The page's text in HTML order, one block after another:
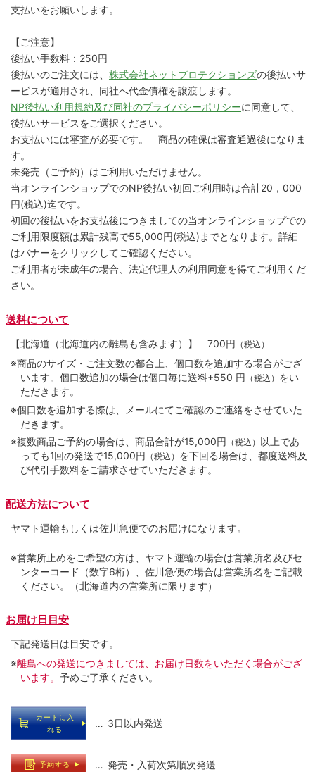
支払いをお願いします。
【ご注意】
後払い手数料：250円
後払いのご注文には、 株式会社ネットプロテクションズの後払いサ
ービスが適用され、同社へ代金債権を譲渡します。
NP後払い利用規約及び同社のプライバシーポリシーに同意して、
後払いサービスをご選択ください。
お支払いには審査が必要です。 商品の確保は審査通過後になりま
す。
未発売（ご予約）はご利用いただけません。
当オンラインショップでのNP後払い初回ご利用時は合計20，000
円(税込)迄です。
初回の後払いをお支払後につきましての当オンラインショップでの
ご利用限度額は累計残高で55,000円(税込)までとなります。詳細
はバナーをクリックしてご確認ください。
ご利用者が未成年の場合、法定代理人の利用同意を得てご利用くだ
さい。
送料について
【北海道（北海道内の離島も含みます）】 700円 （税込）
※商品のサイズ・ご注文数の都合上、個口数を追加する場合がござ
います。個口数追加の場合は個口毎に送料+550 円 （税込） をい
ただきます。
※個口数を追加する際は、メールにてご確認のご連絡をさせていた
だきます。
※複数商品ご予約の場合は、商品合計が15,000円 （税込） 以上であ
っても1回の発送で15,000円 （税込） を下回る場合は、都度送料及
び代引手数料をご請求させていただきます。
配送方法について
ヤマト運輸もしくは佐川急便でのお届けになります。
※営業所止めをご希望の方は、ヤマト運輸の場合は営業所名及びセ
ンターコード（数字6桁）、佐川急便の場合は営業所名をご記載
ください。（北海道内の営業所に限ります）
お届け日目安
下記発送日は目安です。
※離島への発送につきましては、お届け日数をいただく場合がござ
います。 予めご了承ください。
カートに入
れる
… 3日以内発送
予約する … 発売・入荷次第順次発送